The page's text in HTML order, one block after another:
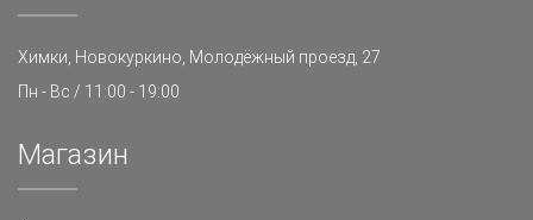
Химки, Новокуркино, Молодёжный проезд, 27
Пн - Вс / 11:00 - 19:00
Магазин